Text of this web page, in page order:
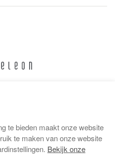
te bieden maakt onze website
te maken van onze website
Bekijk onze